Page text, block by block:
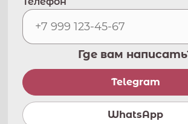
Где вам
Telegram
WhatsApp